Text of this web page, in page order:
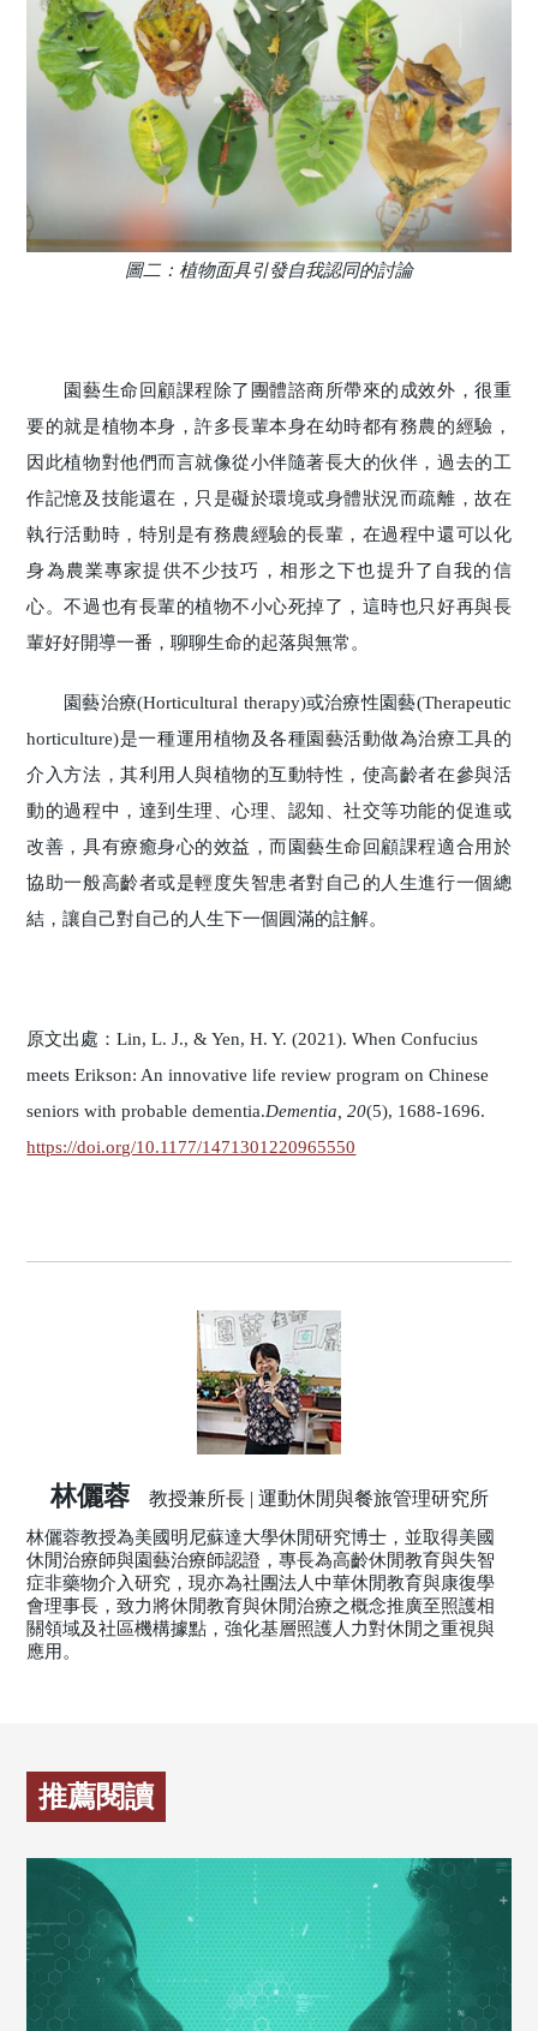
圖二：植物面具引發自我認同的討論
園藝生命回顧課程除了團體諮商所帶來的成效外，很重
要的就是植物本身，許多長輩本身在幼時都有務農的經驗，
因此植物對他們而言就像從小伴隨著長大的伙伴，過去的工
作記憶及技能還在，只是礙於環境或身體狀況而疏離，故在
執行活動時，特別是有務農經驗的長輩，在過程中還可以化
身為農業專家提供不少技巧，相形之下也提升了自我的信
心。不過也有長輩的植物不小心死掉了，這時也只好再與長
輩好好開導一番，聊聊生命的起落與無常。
園藝治療(Horticultural therapy)或治療性園藝(Therapeutic
horticulture)是一種運用植物及各種園藝活動做為治療工具的
介入方法，其利用人與植物的互動特性，使高齡者在參與活
動的過程中，達到生理、心理、認知、社交等功能的促進或
改善，具有療癒身心的效益，而園藝生命回顧課程適合用於
協助一般高齡者或是輕度失智患者對自己的人生進行一個總
結，讓自己對自己的人生下一個圓滿的註解。
原文出處：Lin, L. J., & Yen, H. Y. (2021). When Confucius
meets Erikson: An innovative life review program on Chinese
seniors with probable dementia.Dementia, 20(5), 1688-1696.
https://doi.org/10.1177/1471301220965550
林儷蓉 教授兼所長 | 運動休閒與餐旅管理研究所
林儷蓉教授為美國明尼蘇達大學休閒研究博士，並取得美國
休閒治療師與園藝治療師認證，專長為高齡休閒教育與失智
症非藥物介入研究，現亦為社團法人中華休閒教育與康復學
會理事長，致力將休閒教育與休閒治療之概念推廣至照護相
關領域及社區機構據點，強化基層照護人力對休閒之重視與
應用。
推薦閱讀